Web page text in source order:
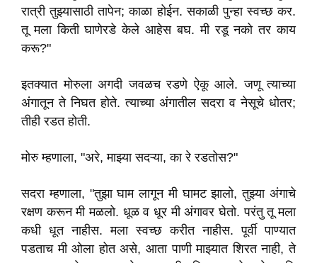
रात्री तुझ्यासाठी तापेन; काळा होईन. सकाळी पुन्हा स्वच्छ कर.
तू मला किती घाणेरडे केले आहेस बघ. मी रडू नको तर काय
करू?"
इतक्यात मोरुला अगदी जवळच रडणे ऐकू आले. जणू त्याच्या
अंगातून ते निघत होते. त्याच्या अंगातील सदरा व नेसूचे धोतर;
तीही रडत होती.
मोरु म्हणाला, "अरे, माझ्या सदऱ्या, का रे रडतोस?"
सदरा म्हणाला, "तुझा घाम लागून मी घामट झालो, तुझ्या अंगाचे
रक्षण करून मी मळलो. धूळ व धूर मी अंगावर घेतो. परंतु तू मला
कधी धूत नाहीस. मला स्वच्छ करीत नाहीस. पूर्वी पाण्यात
पडताच मी ओला होत असे, आता पाणी माझ्यात शिरत नाही, ते